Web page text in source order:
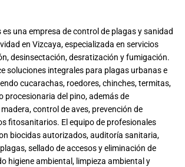
es una empresa de control de plagas y sanidad
en Vizcaya, especializada en servicios
desinsectación, desratización y fumigación.
soluciones integrales para plagas urbanas e
cucarachas, roedores, chinches, termitas,
procesionaria del pino, además de
control de aves, prevención de
fitosanitarios. El equipo de profesionales
biocidas autorizados, auditoría sanitaria,
sellado de accesos y eliminación de
higiene ambiental, limpieza ambiental y